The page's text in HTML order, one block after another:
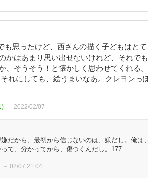
も思ったけど、西さんの描く子どもはと
かはあまり思い出せないけれど、それで
、そうそう！と懐かしく思わせてくれる
れにしても、絵うまいなあ。クレヨンっ
) 2022/02/07
だから、最初から信じないのは、嫌だし。俺は
て、分かってから、傷つくんだし。177
02/07 21:04